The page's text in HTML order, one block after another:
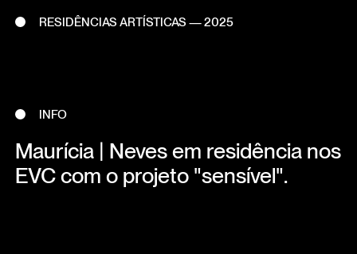
RESIDÊNCIAS ARTÍSTICAS — 2025
INFO
Maurícia | Neves em residência nos
EVC com o projeto "sensível".